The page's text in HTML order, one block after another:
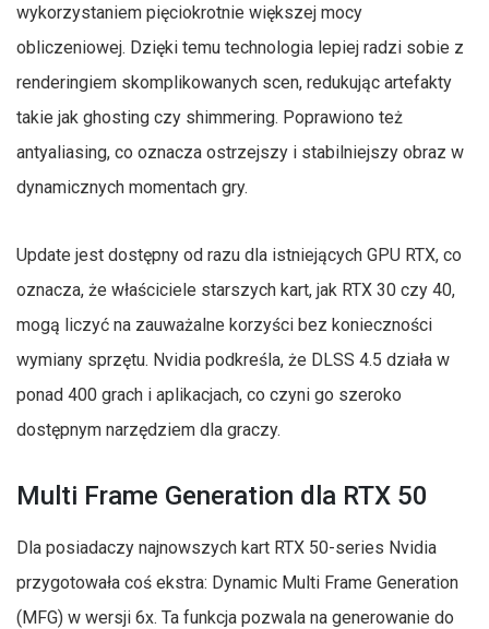
wykorzystaniem pięciokrotnie większej mocy
obliczeniowej. Dzięki temu technologia lepiej radzi sobie z
renderingiem skomplikowanych scen, redukując artefakty
takie jak ghosting czy shimmering. Poprawiono też
antyaliasing, co oznacza ostrzejszy i stabilniejszy obraz w
dynamicznych momentach gry.
Update jest dostępny od razu dla istniejących GPU RTX, co
oznacza, że właściciele starszych kart, jak RTX 30 czy 40,
mogą liczyć na zauważalne korzyści bez konieczności
wymiany sprzętu. Nvidia podkreśla, że DLSS 4.5 działa w
ponad 400 grach i aplikacjach, co czyni go szeroko
dostępnym narzędziem dla graczy.
Multi Frame Generation dla RTX 50
Dla posiadaczy najnowszych kart RTX 50-series Nvidia
przygotowała coś ekstra: Dynamic Multi Frame Generation
(MFG) w wersji 6x. Ta funkcja pozwala na generowanie do